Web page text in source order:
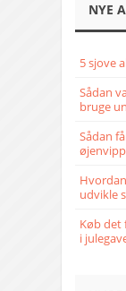
NYE
5 sjove
Sådan
bruge
Sådan
udvikle
Køb det
i